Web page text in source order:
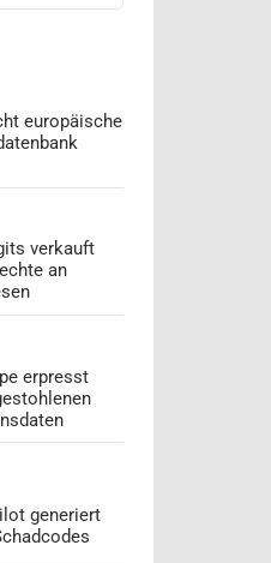
europäische
verkauft
an
erpresst
generiert